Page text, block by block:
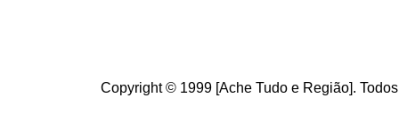
Copyright © 1999 [Ache Tudo e Região].